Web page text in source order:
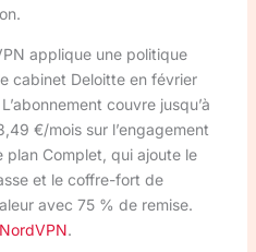
applique une politique
cabinet Deloitte en février
couvre jusqu’à
€/mois sur l’engagement
plan Complet, qui ajoute le
et le coffre-fort de
avec 75 % de remise.
.